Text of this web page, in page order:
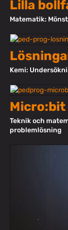
Lilla
Matematik:
Kemi:
Micro:bit
Teknik och
problemlösning